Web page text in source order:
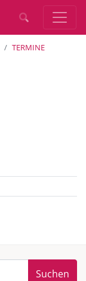
TERMINE
Suchen